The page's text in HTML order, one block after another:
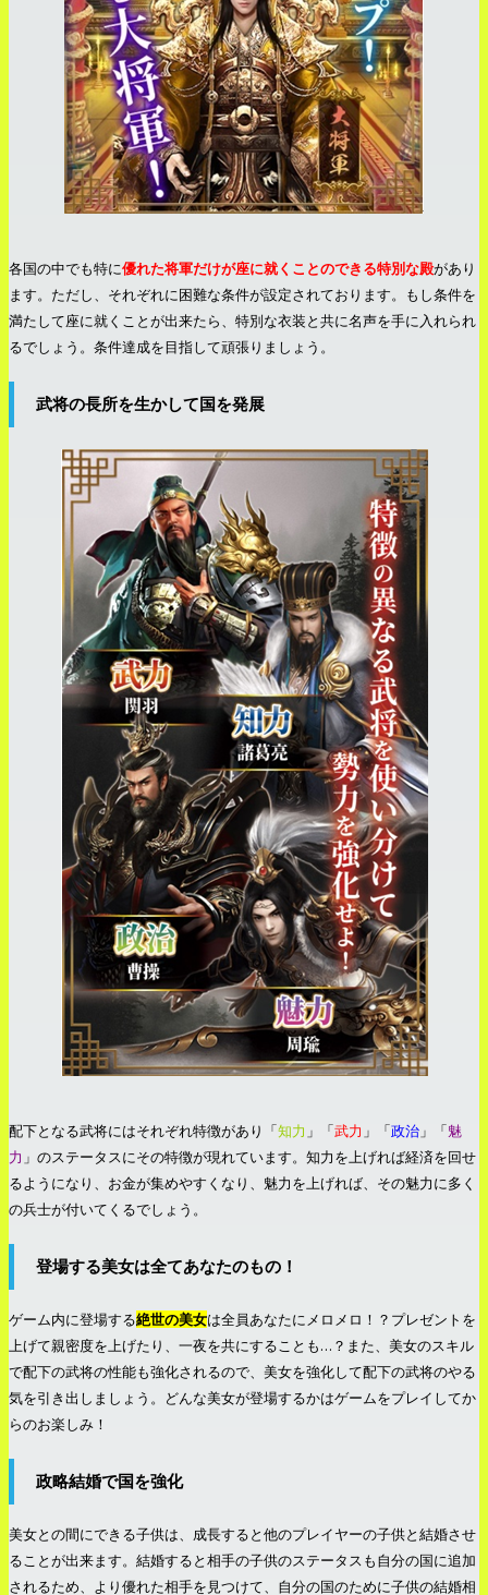
各国の中でも特に優れた将軍だけが座に就くことのできる特別な殿があり
ます。ただし、それぞれに困難な条件が設定されております。もし条件を
満たして座に就くことが出来たら、特別な衣装と共に名声を手に入れられ
るでしょう。条件達成を目指して頑張りましょう。
武将の長所を生かして国を発展
配下となる武将にはそれぞれ特徴があり「知力 」「武力 」「政治 」「魅
力 」のステータスにその特徴が現れています。知力を上げれば経済を回せ
るようになり、お金が集めやすくなり、魅力を上げれば、その魅力に多く
の兵士が付いてくるでしょう。
登場する美女は全てあなたのもの！
ゲーム内に登場する絶世の美女は全員あなたにメロメロ！？プレゼントを
上げて親密度を上げたり、一夜を共にすることも…？また、美女のスキル
で配下の武将の性能も強化されるので、美女を強化して配下の武将のやる
気を引き出しましょう。どんな美女が登場するかはゲームをプレイしてか
らのお楽しみ！
政略結婚で国を強化
美女との間にできる子供は、成長すると他のプレイヤーの子供と結婚させ
ることが出来ます。結婚すると相手の子供のステータスも自分の国に追加
されるため、より優れた相手を見つけて、自分の国のために子供の結婚相